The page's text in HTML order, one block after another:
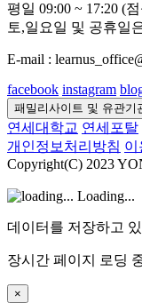
평일 09:00 ~ 17:20 (
토,일요일 및 공휴일
E-mail :
facebook instagram
패밀리사이트 및 유관기
연세대학교 연세포탈
개인정보처리방침 이
Copyright(C) 2023
Loading...
데이터를 저장하고
장시간 페이지 로딩
×